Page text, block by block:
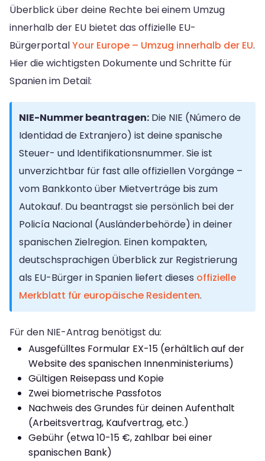
Überblick über deine Rechte bei einem Umzug
innerhalb der EU bietet das offizielle EU-
BürgerportalYour Europe – Umzug innerhalb der EU.
Hier die wichtigsten Dokumente und Schritte für
Spanien im Detail:
NIE-Nummer beantragen: Die NIE (Número de
Identidad de Extranjero) ist deine spanische
Steuer- und Identifikationsnummer. Sie ist
unverzichtbar für fast alle offiziellen Vorgänge –
vom Bankkonto über Mietverträge bis zum
Autokauf. Du beantragst sie persönlich bei der
Policía Nacional (Ausländerbehörde) in deiner
spanischen Zielregion. Einen kompakten,
deutschsprachigen Überblick zur Registrierung
als EU-Bürger in Spanien liefert dieses offizielle
Merkblatt für europäische Residenten.
Für den NIE-Antrag benötigst du:
Ausgefülltes Formular EX-15 (erhältlich auf der
Website des spanischen Innenministeriums)
Gültigen Reisepass und Kopie
Zwei biometrische Passfotos
Nachweis des Grundes für deinen Aufenthalt
(Arbeitsvertrag, Kaufvertrag, etc.)
Gebühr (etwa 10-15 €, zahlbar bei einer
spanischen Bank)